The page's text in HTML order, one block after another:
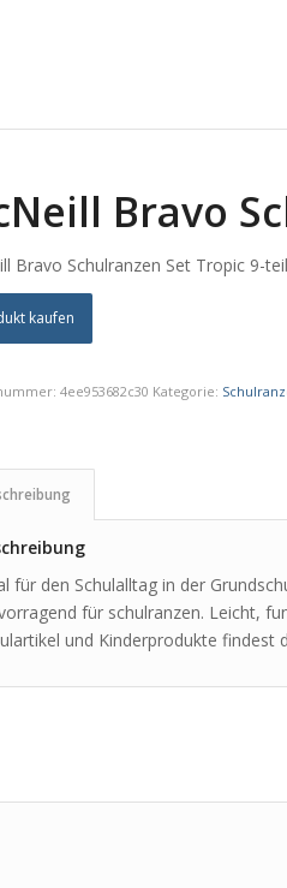
Bravo
Bravo Schulranzen Set Tropic 9-
kaufen
4ee953682c30 Kategorie:
für den Schulalltag in der
für schulranzen. Leicht,
und Kinderprodukte findest